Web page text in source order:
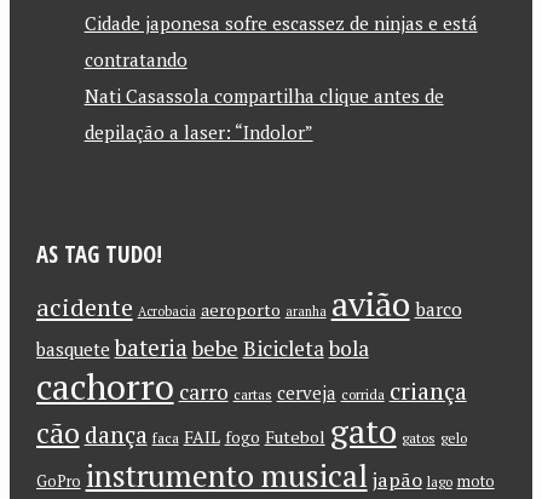
Cidade japonesa sofre escassez de ninjas e está
contratando
Nati Casassola compartilha clique antes de
depilação a laser: “Indolor”
AS TAG TUDO!
acidente Acrobacia aeroporto aranha avião barco
basquete bateriabebe Bicicletabola
cachorro carro cartas cerveja corrida criança
cão dança faca FAIL fogo Futebol gato gatos gelo
GoPro instrumento musical japão lago moto